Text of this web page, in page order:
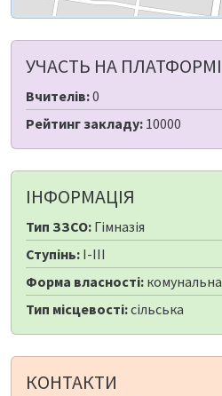
УЧАСТЬ НА ПЛАТФОРМІ
Вчителів:0
Рейтинг закладу: 10000
ІНФОРМАЦІЯ
Тип ЗЗСО: Гімназія
Ступінь: I-III
Форма власності: комунальна
Тип місцевості:сільська
КОНТАКТИ